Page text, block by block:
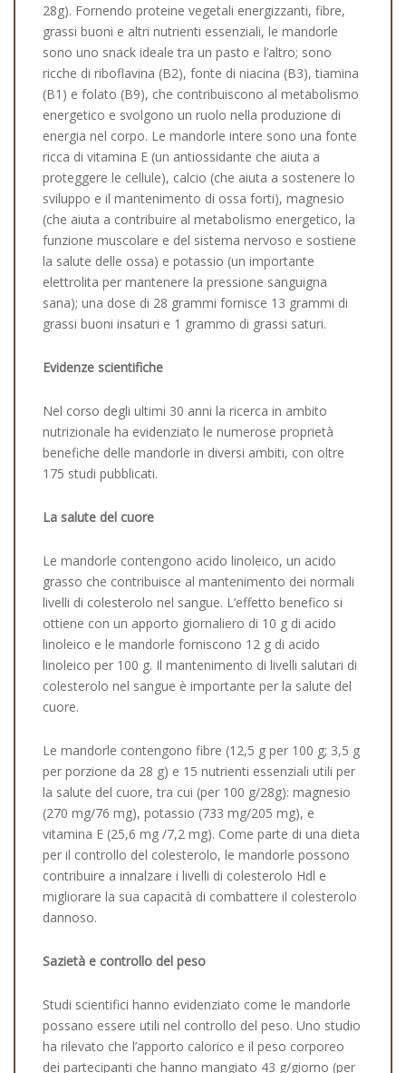
28g). Fornendo proteine vegetali energizzanti, fibre,
grassi buoni e altri nutrienti essenziali, le mandorle
sono uno snack ideale tra un pasto e l’altro; sono
ricche di riboflavina (B2), fonte di niacina (B3), tiamina
(B1) e folato (B9), che contribuiscono al metabolismo
energetico e svolgono un ruolo nella produzione di
energia nel corpo. Le mandorle intere sono una fonte
ricca di vitamina E (un antiossidante che aiuta a
proteggere le cellule), calcio (che aiuta a sostenere lo
sviluppo e il mantenimento di ossa forti), magnesio
(che aiuta a contribuire al metabolismo energetico, la
funzione muscolare e del sistema nervoso e sostiene
la salute delle ossa) e potassio (un importante
elettrolita per mantenere la pressione sanguigna
sana); una dose di 28 grammi fornisce 13 grammi di
grassi buoni insaturi e 1 grammo di grassi saturi.
Evidenze scientifiche
Nel corso degli ultimi 30 anni la ricerca in ambito
nutrizionale ha evidenziato le numerose proprietà
benefiche delle mandorle in diversi ambiti, con oltre
175 studi pubblicati.
La salute del cuore
Le mandorle contengono acido linoleico, un acido
grasso che contribuisce al mantenimento dei normali
livelli di colesterolo nel sangue. L’effetto benefico si
ottiene con un apporto giornaliero di 10 g di acido
linoleico e le mandorle forniscono 12 g di acido
linoleico per 100 g. Il mantenimento di livelli salutari di
colesterolo nel sangue è importante per la salute del
cuore.
Le mandorle contengono fibre (12,5 g per 100 g; 3,5 g
per porzione da 28 g) e 15 nutrienti essenziali utili per
la salute del cuore, tra cui (per 100 g/28g): magnesio
(270 mg/76 mg), potassio (733 mg/205 mg), e
vitamina E (25,6 mg /7,2 mg). Come parte di una dieta
per il controllo del colesterolo, le mandorle possono
contribuire a innalzare i livelli di colesterolo Hdl e
migliorare la sua capacità di combattere il colesterolo
dannoso.
Sazietà e controllo del peso
Studi scientifici hanno evidenziato come le mandorle
possano essere utili nel controllo del peso. Uno studio
ha rilevato che l’apporto calorico e il peso corporeo
dei partecipanti che hanno mangiato 43 g/giorno (per